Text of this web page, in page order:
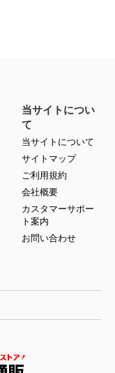
当サイトについ
て
当サイトについて
サイトマップ
ご利用規約
会社概要
カスタマーサポー
ト案内
お問い合わせ